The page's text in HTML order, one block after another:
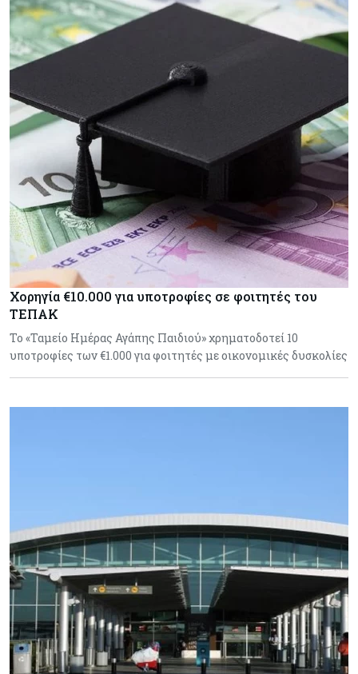
Χορηγία €10.000 για υποτροφίες σε φοιτητές του
ΤΕΠΑΚ
Το «Ταμείο Ημέρας Αγάπης Παιδιού» χρηματοδοτεί 10
υποτροφίες των €1.000 για φοιτητές με οικονομικές δυσκολίες